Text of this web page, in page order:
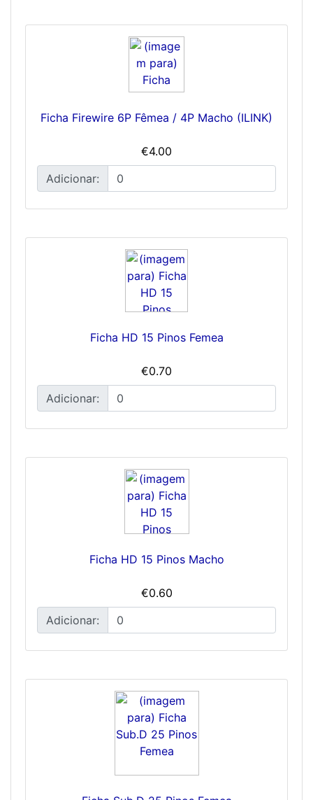
Ficha Firewire 6P Fêmea / 4P Macho (ILINK)
€4.00
Adicionar:
Ficha HD 15 Pinos Femea
€0.70
Adicionar:
Ficha HD 15 Pinos Macho
€0.60
Adicionar: